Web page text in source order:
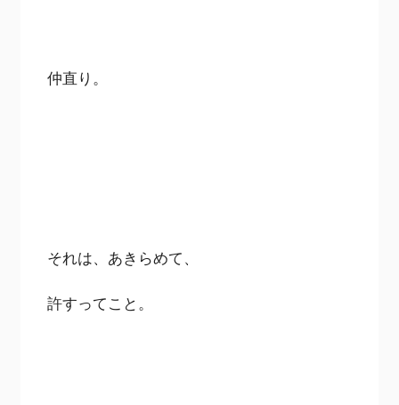
仲直り。
それは、あきらめて、
許すってこと。